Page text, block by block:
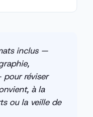
inclus —
réviser
à la
ou la veille de